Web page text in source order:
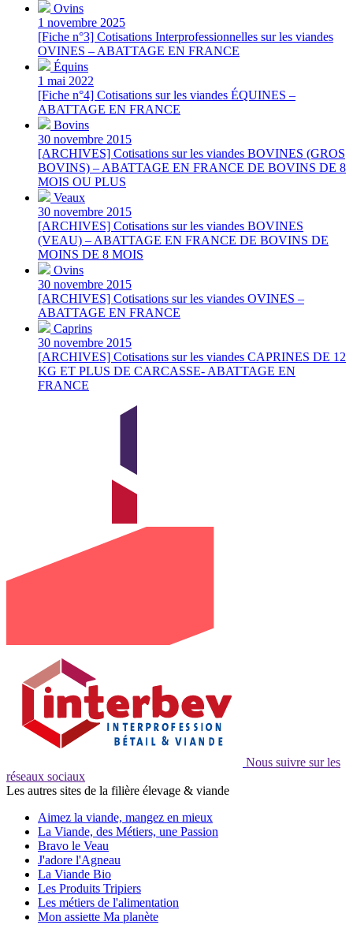
Ovins
1 novembre 2025
[Fiche n°3] Cotisations Interprofessionnelles sur les viandes
OVINES – ABATTAGE EN FRANCE
Équins
1 mai 2022
[Fiche n°4] Cotisations sur les viandes ÉQUINES –
ABATTAGE EN FRANCE
Bovins
30 novembre 2015
[ARCHIVES] Cotisations sur les viandes BOVINES (GROS
BOVINS) – ABATTAGE EN FRANCE DE BOVINS DE 8
MOIS OU PLUS
Veaux
30 novembre 2015
[ARCHIVES] Cotisations sur les viandes BOVINES
(VEAU) – ABATTAGE EN FRANCE DE BOVINS DE
MOINS DE 8 MOIS
Ovins
30 novembre 2015
[ARCHIVES] Cotisations sur les viandes OVINES –
ABATTAGE EN FRANCE
Caprins
30 novembre 2015
[ARCHIVES] Cotisations sur les viandes CAPRINES DE 12
KG ET PLUS DE CARCASSE- ABATTAGE EN
FRANCE
Nous suivre sur les
réseaux sociaux
Les autres sites de la filière élevage & viande
Aimez la viande, mangez en mieux
La Viande, des Métiers, une Passion
Bravo le Veau
J'adore l'Agneau
La Viande Bio
Les Produits Tripiers
Les métiers de l'alimentation
Mon assiette Ma planète